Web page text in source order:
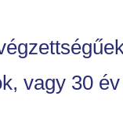
vagy 30